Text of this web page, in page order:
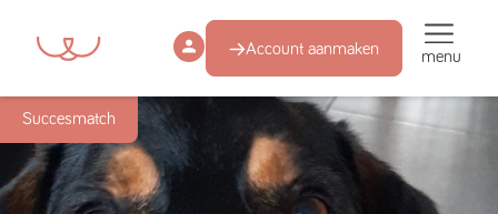
Account aanmaken menu
Succesmatch